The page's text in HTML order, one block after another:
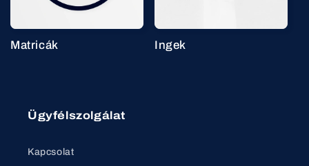
Matricák Ingek
Ügyfélszolgálat
Kapcsolat